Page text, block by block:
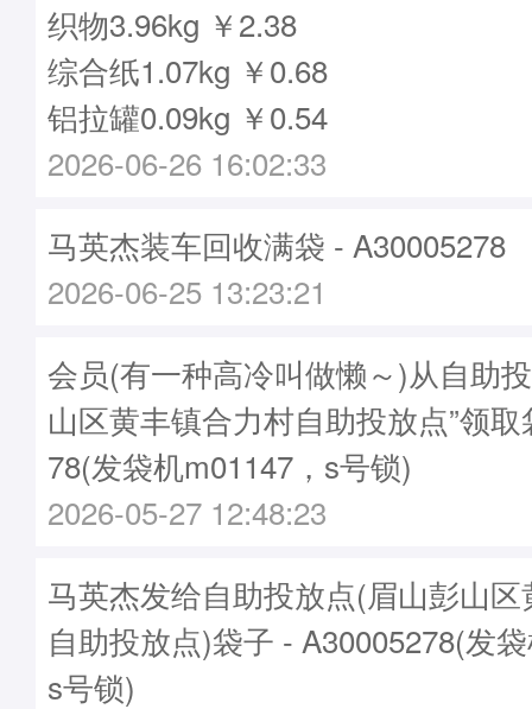
织物3.96kg ￥2.38
综合纸1.07kg ￥0.68
铝拉罐0.09kg ￥0.54
2026-06-26 16:02:33
马英杰装车回收满袋 - A30005278
2026-06-25 13:23:21
会员(有一种高冷叫做懒～)从自助
山区黄丰镇合力村自助投放点”领
78(发袋机m01147，s号锁)
2026-05-27 12:48:23
马英杰发给自助投放点(眉山彭山
自助投放点)袋子 - A30005278(发
s号锁)